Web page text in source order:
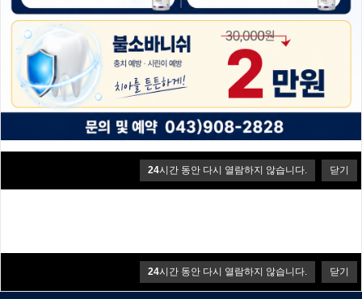
24시간 동안 다시 열람하지 않습니다. 닫기
24시간 동안 다시 열람하지 않습니다. 닫기
치과의 종합적인 진료가 가능한
통합치의학과 전문의
대표원장진료